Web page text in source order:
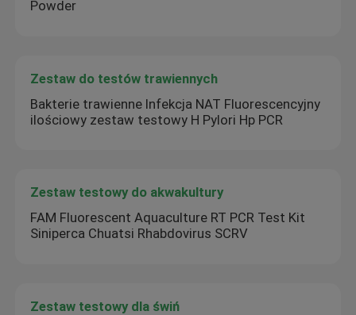
Powder
Zestaw do testów trawiennych
Bakterie trawienne Infekcja NAT Fluorescencyjny
ilościowy zestaw testowy H Pylori Hp PCR
Zestaw testowy do akwakultury
FAM Fluorescent Aquaculture RT PCR Test Kit
Siniperca Chuatsi Rhabdovirus SCRV
Zestaw testowy dla świń